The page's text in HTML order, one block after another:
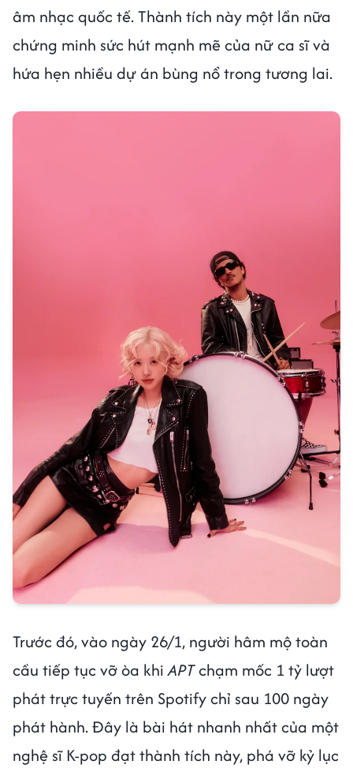
âm nhạc quốc tế. Thành tích này một lần nữa
chứng minh sức hút mạnh mẽ của nữ ca sĩ và
hứa hẹn nhiều dự án bùng nổ trong tương lai.
Trước đó, vào ngày 26/1, người hâm mộ toàn
cầu tiếp tục vỡ òa khiAPTchạm mốc 1 tỷ lượt
phát trực tuyến trên Spotify chỉ sau 100 ngày
phát hành. Đây là bài hát nhanh nhất của một
nghệ sĩ K-pop đạt thành tích này, phá vỡ kỷ lục